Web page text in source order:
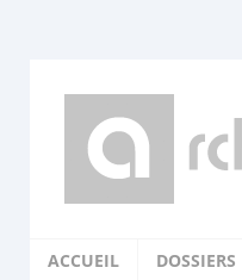
ACCUEIL DOSSIERS